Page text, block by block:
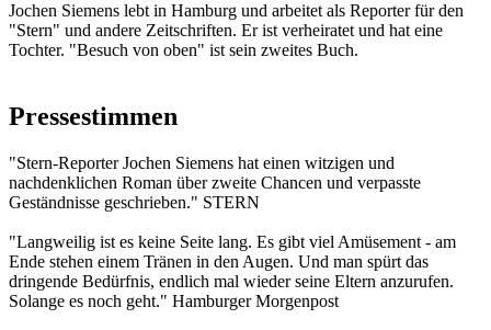
Jochen Siemens lebt in Hamburg und arbeitet als Reporter für den
"Stern" und andere Zeitschriften. Er ist verheiratet und hat eine
Tochter. "Besuch von oben" ist sein zweites Buch.
Pressestimmen
"Stern-Reporter Jochen Siemens hat einen witzigen und
nachdenklichen Roman über zweite Chancen und verpasste
Geständnisse geschrieben." STERN
"Langweilig ist es keine Seite lang. Es gibt viel Amüsement - am
Ende stehen einem Tränen in den Augen. Und man spürt das
dringende Bedürfnis, endlich mal wieder seine Eltern anzurufen.
Solange es noch geht." Hamburger Morgenpost